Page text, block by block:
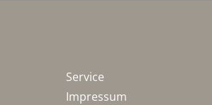
Service
Impressum